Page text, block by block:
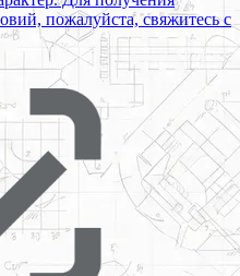
пожалуйста, свяжитесь с